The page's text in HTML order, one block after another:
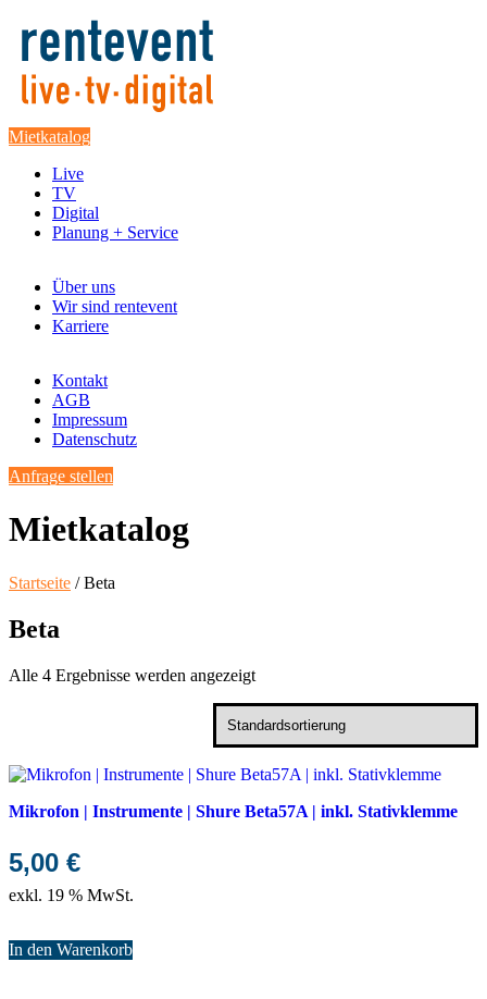
Mietkatalog
Live
TV
Digital
Planung + Service
Über uns
Wir sind rentevent
Karriere
Kontakt
AGB
Impressum
Datenschutz
Anfrage stellen
Mietkatalog
Startseite / Beta
Beta
Alle 4 Ergebnisse werden angezeigt
Mikrofon | Instrumente | Shure Beta57A | inkl. Stativklemme
5,00 €
exkl. 19 % MwSt.
In den Warenkorb